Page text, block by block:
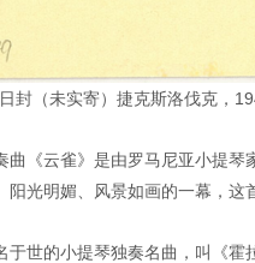
封（未实寄）捷克斯洛伐克，
曲《云雀》是由罗马尼亚小提
阳光明媚、风景如画的一幕，这
于世的小提琴独奏名曲，叫《